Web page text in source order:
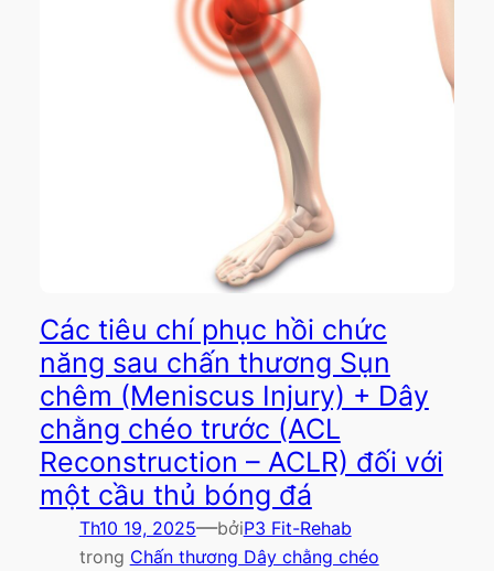
Các tiêu chí phục hồi chức
năng sau chấn thương Sụn
chêm (Meniscus Injury) + Dây
chằng chéo trước (ACL
Reconstruction – ACLR) đối với
một cầu thủ bóng đá
Th10 19, 2025—bởiP3 Fit-Rehab
trong Chấn thương Dây chằng chéo